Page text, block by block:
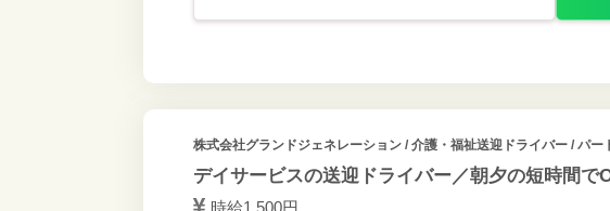
株式会社グランドジェネレーション/ 介護・福祉送迎ドライバー / パー
デイサービスの送迎ドライバー／朝夕の短時間で
時給1,500円